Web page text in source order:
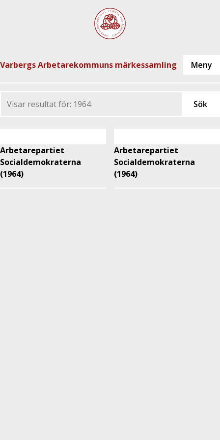
Varbergs Arbetarekommuns märkessamling
Arbetarepartiet
Socialdemokraterna
(1964)
Arbetarepartiet
Socialdemokraterna
(1964)